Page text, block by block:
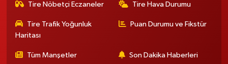
Tire Nöbetçi Eczaneler Tire Hava Durumu
Tire Trafik Yoğunluk
Haritası
Puan Durumu ve Fikstür
Tüm Manşetler Son Dakika Haberleri